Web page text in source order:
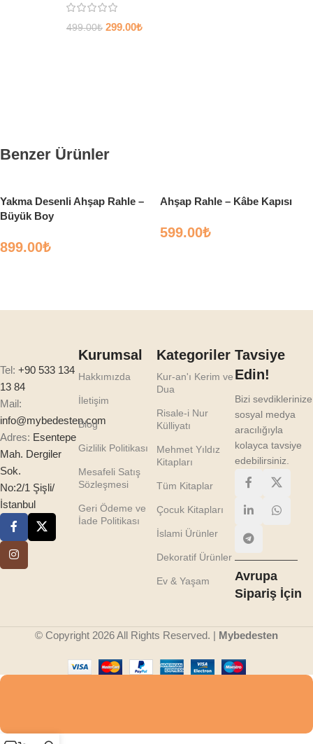
499.00₺ 299.00₺
Benzer Ürünler
Yakma Desenli Ahşap Rahle –
Büyük Boy
899.00₺
Ahşap Rahle – Kâbe Kapısı
599.00₺
Tel: +90 533 134
13 84
Mail:
info@mybedesten.com
Adres: Esentepe
Mah. Dergiler
Sok.
No:2/1 Şişli/
İstanbul
Kurumsal
Hakkımızda
İletişim
Blog
Gizlilik Politikası
Mesafeli Satış
Sözleşmesi
Geri Ödeme ve
İade Politikası
Kategoriler
Kur-an'ı Kerim ve
Dua
Risale-i Nur
Külliyatı
Mehmet Yıldız
Kitapları
Tüm Kitaplar
Çocuk Kitapları
İslami Ürünler
Dekoratif Ürünler
Ev & Yaşam
Tavsiye
Edin!
Bizi sevdiklerinize
sosyal medya
aracılığıyla
kolayca tavsiye
edebilirsiniz.
Avrupa
Sipariş İçin
© Copyright 2026 All Rights Reserved. | Mybedesten